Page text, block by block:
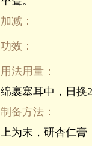
加减：
功效：
用法用量：
绵裹塞耳中，日换2
制备方法：
上为末，研杏仁膏